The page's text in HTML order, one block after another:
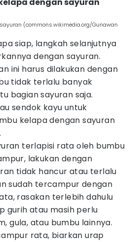
(commons.wikimedia.org/Gunawan
siap, langkah selanjutnya
dengan sayuran.
ini harus dilakukan dengan
tidak terlalu banyak
bagian sayuran saja.
sendok kayu untuk
kelapa dengan sayuran
terlapisi rata oleh bumbu
lakukan dengan
tidak hancur atau terlalu
sudah tercampur dengan
rasakan terlebih dahulu
gurih atau masih perlu
gula, atau bumbu lainnya.
rata, biarkan urap